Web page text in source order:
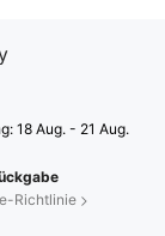
18 Aug. - 21 Aug.
Richtlinie